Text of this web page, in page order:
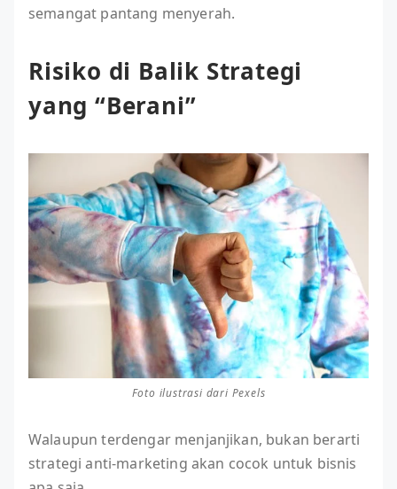
semangat pantang menyerah.
Risiko di Balik Strategi
yang “Berani”
Foto ilustrasi dari Pexels
Walaupun terdengar menjanjikan, bukan berarti
strategi anti-marketing akan cocok untuk bisnis